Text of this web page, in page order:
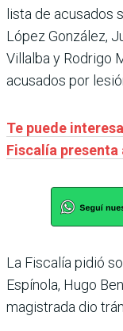
lista de acusados
López González,
Villalba y Rodrigo
acusados por
Te puede
Fiscalía
La Fiscalía pidió
Espínola, Hugo
magistrada dio